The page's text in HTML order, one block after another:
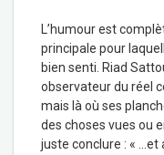
L’humour est
principale pour
bien senti. Riad
observateur du réel
mais là où ses
des choses vues ou
juste conclure : « …et